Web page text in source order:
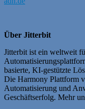
Über Jitterbit
Jitterbit ist ein weltweit
basierte, KI-gestützte
Die Harmony Plattform
Automatisierung und
Geschäftserfolg. Mehr